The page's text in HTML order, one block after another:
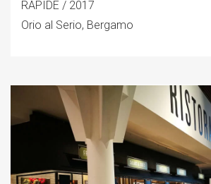
RAPIDE / 2017
Orio al Serio, Bergamo